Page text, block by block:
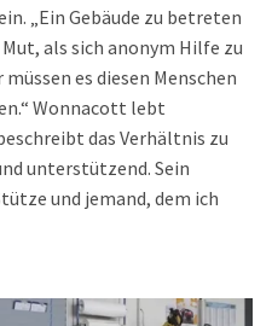
„Ein Gebäude zu betreten
als sich anonym Hilfe zu
es diesen Menschen
Wonnacott lebt
das Verhältnis zu
unterstützend. Sein
und jemand, dem ich